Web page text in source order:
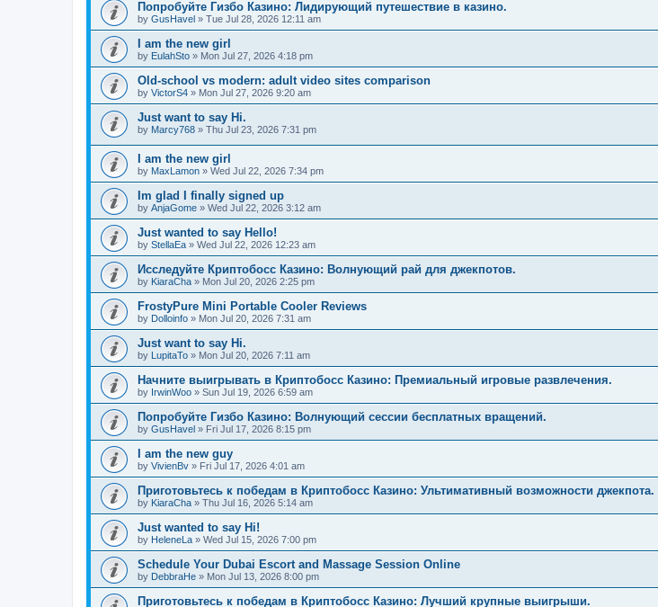
Попробуйте Гизбо Казино: Лидирующий путешествие в казино.
by GusHavel » Tue Jul 28, 2026 12:11 am
I am the new girl
by EulahSto » Mon Jul 27, 2026 4:18 pm
Old-school vs modern: adult video sites comparison
by VictorS4 » Mon Jul 27, 2026 9:20 am
Just want to say Hi.
by Marcy768 » Thu Jul 23, 2026 7:31 pm
I am the new girl
by MaxLamon » Wed Jul 22, 2026 7:34 pm
Im glad I finally signed up
by AnjaGome » Wed Jul 22, 2026 3:12 am
Just wanted to say Hello!
by StellaEa » Wed Jul 22, 2026 12:23 am
Исследуйте Криптобосс Казино: Волнующий рай для джекпотов.
by KiaraCha » Mon Jul 20, 2026 2:25 pm
FrostyPure Mini Portable Cooler Reviews
by Dolloinfo » Mon Jul 20, 2026 7:31 am
Just want to say Hi.
by LupitaTo » Mon Jul 20, 2026 7:11 am
Начните выигрывать в Криптобосс Казино: Премиальный игровые развлечения.
by IrwinWoo » Sun Jul 19, 2026 6:59 am
Попробуйте Гизбо Казино: Волнующий сессии бесплатных вращений.
by GusHavel » Fri Jul 17, 2026 8:15 pm
I am the new guy
by VivienBv » Fri Jul 17, 2026 4:01 am
Приготовьтесь к победам в Криптобосс Казино: Ультимативный возможности джекпота.
by KiaraCha » Thu Jul 16, 2026 5:14 am
Just wanted to say Hi!
by HeleneLa » Wed Jul 15, 2026 7:00 pm
Schedule Your Dubai Escort and Massage Session Online
by DebbraHe » Mon Jul 13, 2026 8:00 pm
Приготовьтесь к победам в Криптобосс Казино: Лучший крупные выигрыши.